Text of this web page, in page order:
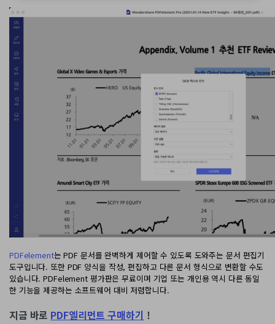
PDFelement는 PDF 문서를 완벽하게 제어할 수 있도록 도와주는 문서 편집기
도구입니다. 또한 PDF 양식을 작성, 편집하고 다른 문서 형식으로 변환할 수도
있습니다. PDFelement 평가판은 무료이며 기업 또는 개인용 역시 다른 동일
한 기능을 제공하는 소프트웨어 대비 저렴합니다.
지금 바로 PDF엘리먼트 구매하기 !